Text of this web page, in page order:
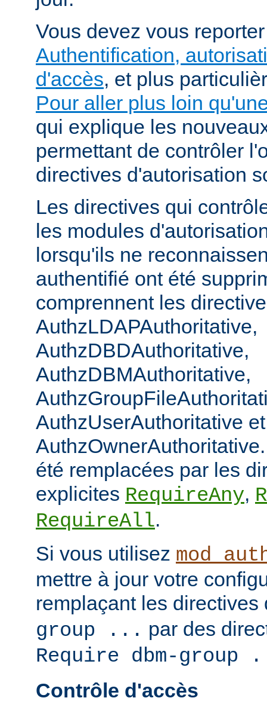
Vous devez vous
Authentification,
d'accès, et plus
Pour aller plus loin
qui explique les
permettant de contrôler
directives d'autorisation
Les directives qui
les modules
lorsqu'ils ne
authentifié ont été
comprennent les
AuthzLDAPAuthoritative,
AuthzDBDAuthoritative,
AuthzDBMAuthoritative,
AuthzUserAuthoritative et
été remplacées par les
explicites RequireAny,
RequireAll.
Si vous utilisez
mettre à jour votre
remplaçant les
group ... par des
Require dbm-group
Contrôle d'accès